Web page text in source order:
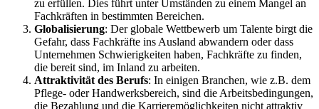
zu erfüllen. Dies führt unter Umständen zu einem Mangel an
Fachkräften in bestimmten Bereichen.
Globalisierung: Der globale Wettbewerb um Talente birgt die
Gefahr, dass Fachkräfte ins Ausland abwandern oder dass
Unternehmen Schwierigkeiten haben, Fachkräfte zu finden,
die bereit sind, im Inland zu arbeiten.
Attraktivität des Berufs: In einigen Branchen, wie z.B. dem
Pflege- oder Handwerksbereich, sind die Arbeitsbedingungen,
die Bezahlung und die Karrieremöglichkeiten nicht attraktiv